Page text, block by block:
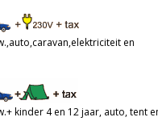
en
kinder 4 en 12 jaar, auto, tent